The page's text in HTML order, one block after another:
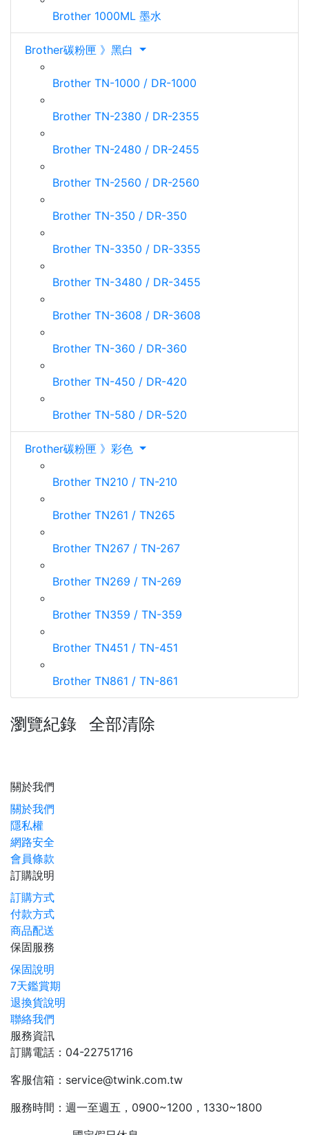
Brother 1000ML 墨水
Brother碳粉匣 》黑白
Brother TN-1000 / DR-1000
Brother TN-2380 / DR-2355
Brother TN-2480 / DR-2455
Brother TN-2560 / DR-2560
Brother TN-350 / DR-350
Brother TN-3350 / DR-3355
Brother TN-3480 / DR-3455
Brother TN-3608 / DR-3608
Brother TN-360 / DR-360
Brother TN-450 / DR-420
Brother TN-580 / DR-520
Brother碳粉匣 》彩色
Brother TN210 / TN-210
Brother TN261 / TN265
Brother TN267 / TN-267
Brother TN269 / TN-269
Brother TN359 / TN-359
Brother TN451 / TN-451
Brother TN861 / TN-861
瀏覽紀錄 全部清除
關於我們
關於我們
隱私權
網路安全
會員條款
訂購說明
訂購方式
付款方式
商品配送
保固服務
保固說明
7天鑑賞期
退換貨說明
聯絡我們
服務資訊
訂購電話：04-22751716
客服信箱：service@twink.com.tw
服務時間：週一至週五，0900~1200，1330~1800